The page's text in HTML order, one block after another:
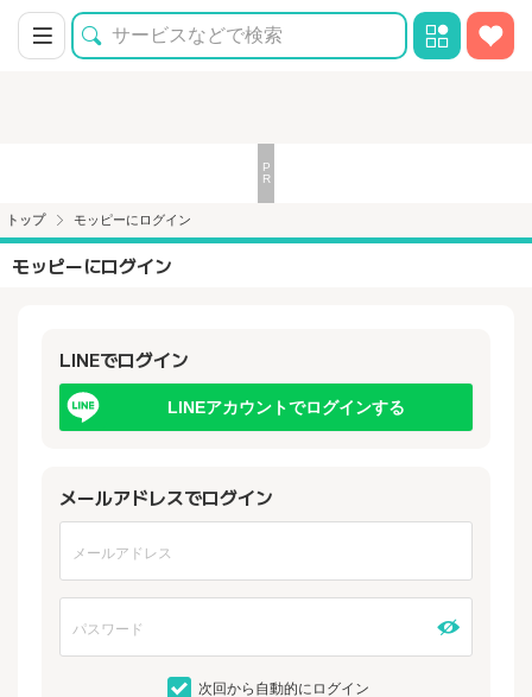
トップ モッピーにログイン
モッピーにログイン
LINEでログイン
LINEアカウントでログインする
メールアドレスでログイン
次回から自動的にログイン